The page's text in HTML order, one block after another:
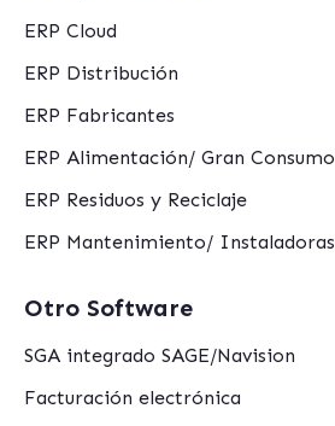
ERP Cloud
ERP Distribución
ERP Fabricantes
ERP Alimentación/ Gran Consumo
ERP Residuos y Reciclaje
ERP Mantenimiento/ Instaladoras
Otro Software
SGA integrado SAGE/Navision
Facturación electrónica